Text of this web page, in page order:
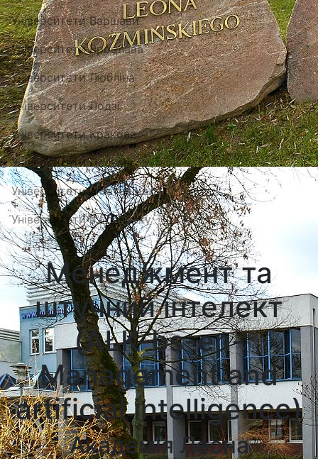
Університети Варшави
Університети Вроцлава
Університети Любліна
Університети Лодзі
Університети Кракова
Університети Познані
Університети в Катовіцах
Університети в Гданську
Менеджмент та
штучний інтелект
(AŁK-bs-en-
Management and
artificial intelligence)
Академія Леона